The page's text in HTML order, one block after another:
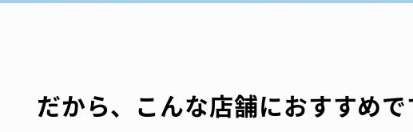
だから、こんな店舗におすすめ